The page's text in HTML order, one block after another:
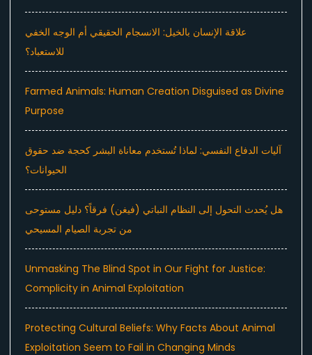
علاقة الإنسان بالخيل: الانسجام الحقيقي أم الوجه الخفي
للاستعباد؟
Farmed Animals: Human Creation Disguised as Divine
Purpose
آليات الدفاع النفسي: لماذا تُستخدم معاناة البشر كحجة ضد حقوق
الحيوانات؟
هل يُحدث التحول إلى النظام النباتي (فيغن) فرقاً؟ دليل مستوحى
من تجربة الصيام المسيحي
Unmasking The Blind Spot in Our Fight for Justice:
Complicity in Animal Exploitation
Protecting Cultural Beliefs: Why Facts About Animal
Exploitation Seem to Fail in Changing Minds